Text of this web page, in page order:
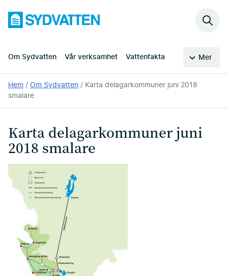
huvudinnehållet
Sydvatten
Om Sydvatten Vår verksamhet Vattenfakta Mer
Sök
Du
är
här:
Hem Om Sydvatten
Karta delagarkommuner juni 2018
smalare
Karta delagarkommuner juni
2018 smalare